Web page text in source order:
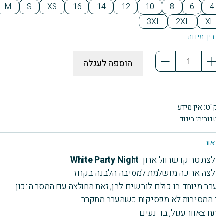
4
6
8
10
12
14
16
XS
S
M
XL
2XL
3XL
מידות
כמות
של
לילה
לבן,
חולצת
טריקו
ארוך
הוספה לעגלה
טריקו שרוול ארוך
ארוכה מושלמת למסיבה הלבנה בקרוז
מיוחד בו כולם לובשים לבן, זאת החולצה עם המסר הנכון
המסיבות לא מפסיקות כשהערב מתקרר
צאוור עגול, בד נעים
אין מידע
ביגוד